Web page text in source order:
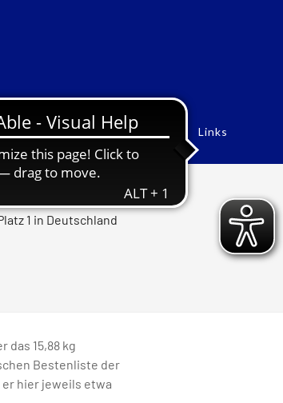
Historie Bildergalerien Links
1 in Deutschland
15,88 kg
Bestenliste der
er hier jeweils etwa